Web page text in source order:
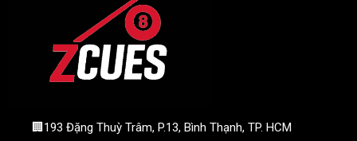
🏢193 Đặng Thuỳ Trâm, P.13, Bình Thạnh, TP. HCM